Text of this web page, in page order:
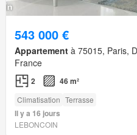
543 000 €
Appartement à 75015, Paris,
France
2 46 m²
Climatisation Terrasse
Il y a 16 jours
LEBONCOIN